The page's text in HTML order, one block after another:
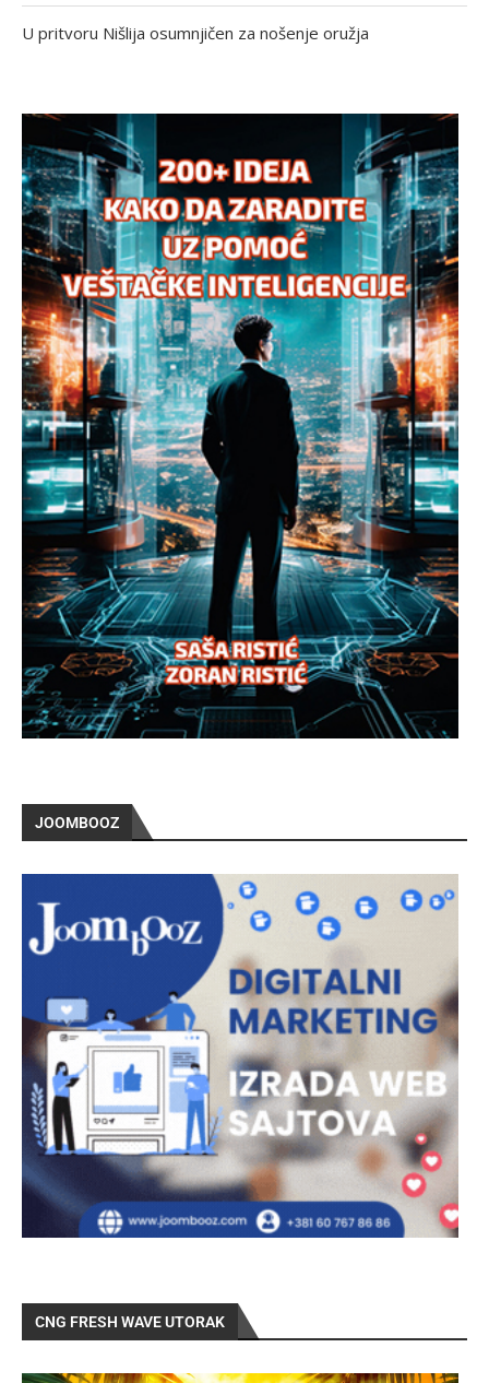
U pritvoru Nišlija osumnjičen za nošenje oružja
JOOMBOOZ
CNG FRESH WAVE UTORAK